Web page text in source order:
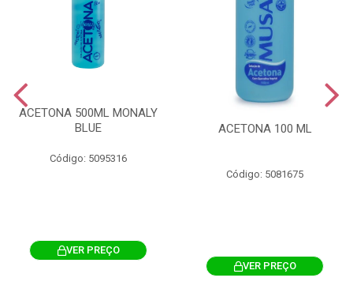
ACETONA 500ML MONALY
BLUE
Código: 5095316
VER PREÇO
ACETONA 100 ML
Código: 5081675
VER PREÇO